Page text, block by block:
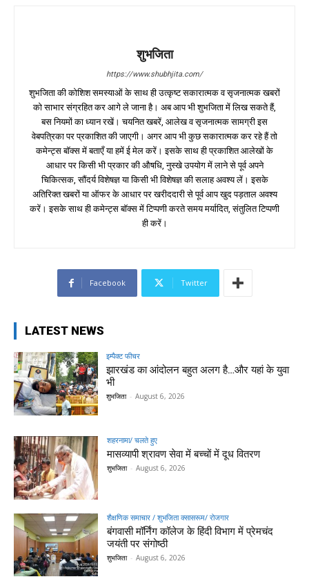
शुभजिता
https://www.shubhjita.com/
शुभजिता की कोशिश समस्याओं के साथ ही उत्कृष्ट सकारात्मक व सृजनात्मक खबरों
को साभार संग्रहित कर आगे ले जाना है। अब आप भी शुभजिता में लिख सकते हैं,
बस नियमों का ध्यान रखें। चयनित खबरें, आलेख व सृजनात्मक सामग्री इस
वेबपत्रिका पर प्रकाशित की जाएगी। अगर आप भी कुछ सकारात्मक कर रहे हैं तो
कमेन्ट्स बॉक्स में बताएँ या हमें ई मेल करें। इसके साथ ही प्रकाशित आलेखों के
आधार पर किसी भी प्रकार की औषधि, नुस्खे उपयोग में लाने से पूर्व अपने
चिकित्सक, सौंदर्य विशेषज्ञ या किसी भी विशेषज्ञ की सलाह अवश्य लें। इसके
अतिरिक्त खबरों या ऑफर के आधार पर खरीददारी से पूर्व आप खुद पड़ताल अवश्य
करें। इसके साथ ही कमेन्ट्स बॉक्स में टिप्पणी करते समय मर्यादित, संतुलित टिप्पणी
ही करें।
Facebook Twitter
LATEST NEWS
इम्पैक्ट फीचर
झारखंड का आंदोलन बहुत अलग है…और यहां के युवा
भी
शुभजिता - August 6, 2026
शहरनामा/ चलते हुए
मासव्यापी श्रावण सेवा में बच्चों में दूध वितरण
शुभजिता - August 6, 2026
शैक्षणिक समाचार / शुभजिता क्सासरूम/ रोजगार
बंगवासी मॉर्निंग कॉलेज के हिंदी विभाग में प्रेमचंद
जयंती पर संगोष्ठी
शुभजिता - August 6, 2026